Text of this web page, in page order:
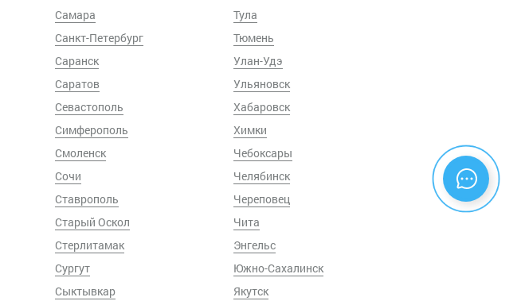
Самара
Санкт-Петербург
Саранск
Саратов
Севастополь
Симферополь
Смоленск
Сочи
Ставрополь
Старый Оскол
Стерлитамак
Сургут
Сыктывкар
Тула
Тюмень
Улан-Удэ
Ульяновск
Хабаровск
Химки
Чебоксары
Челябинск
Череповец
Чита
Энгельс
Южно-Сахалинск
Якутск